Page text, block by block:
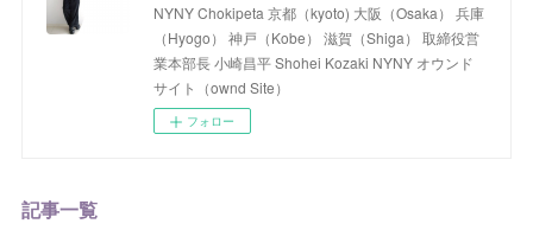
NYNY Chokipeta 京都（kyoto) 大阪（Osaka） 兵庫
（Hyogo） 神戸（Kobe） 滋賀（Shiga） 取締役営
業本部長 小崎昌平 Shohei Kozaki NYNY オウンド
サイト（ownd Site）
フォロー
記事一覧